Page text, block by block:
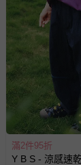
與服務，
針對滿件
留商品未
回。
部分商品
豫期範圍：
易於腐
商品、
滿2件95折
Y B S - 涼感速